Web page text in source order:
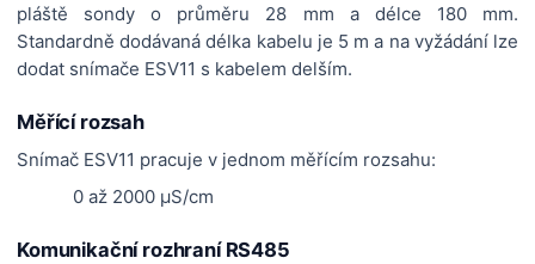
pláště sondy o průměru 28 mm a délce 180 mm.
Standardně dodávaná délka kabelu je 5 m a na vyžádání lze
dodat snímače ESV11 s kabelem delším.
Měřící rozsah
Snímač ESV11 pracuje v jednom měřícím rozsahu:
0 až 2000 µS/cm
Komunikační rozhraní RS485